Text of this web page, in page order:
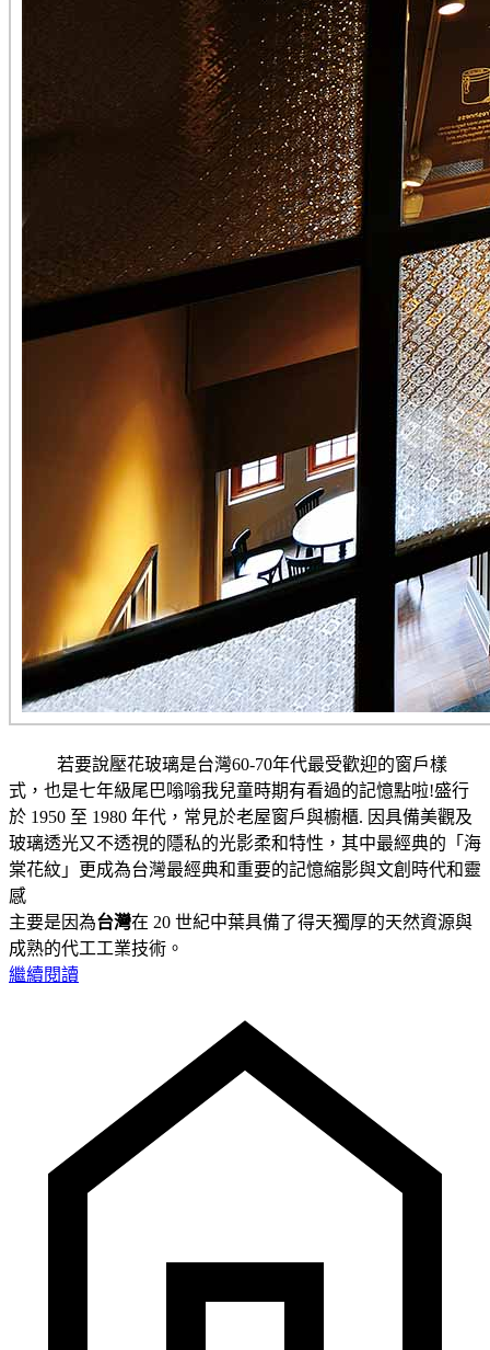
若要說壓花玻璃是台灣60-70年代最受歡迎的窗戶樣
式，也是七年級尾巴嗡嗡我兒童時期有看過的記憶點啦!盛行
於 1950 至 1980 年代，常見於老屋窗戶與櫥櫃. 因具備美觀及
玻璃透光又不透視的隱私的光影柔和特性，其中最經典的「海
棠花紋」更成為台灣最經典和重要的記憶縮影與文創時代和靈
感
主要是因為台灣在 20 世紀中葉具備了得天獨厚的天然資源與
成熟的代工工業技術。
繼續閱讀